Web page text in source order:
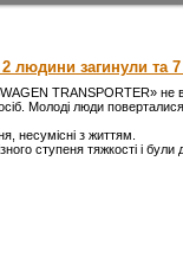
людини загинули та
TRANSPORTER» не
Молоді люди
несумісні з життям.
ступеня тяжкості і були